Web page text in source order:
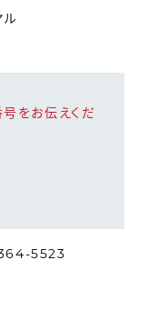
ル
をお伝えくだ
5523